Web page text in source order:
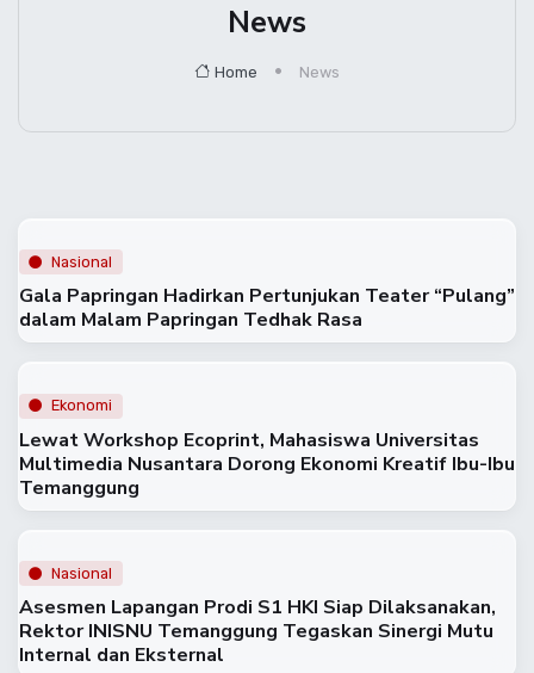
News
Home News
Nasional
Gala Papringan Hadirkan Pertunjukan Teater “Pulang”
dalam Malam Papringan Tedhak Rasa
Ekonomi
Lewat Workshop Ecoprint, Mahasiswa Universitas
Multimedia Nusantara Dorong Ekonomi Kreatif Ibu-Ibu
Temanggung
Nasional
Asesmen Lapangan Prodi S1 HKI Siap Dilaksanakan,
Rektor INISNU Temanggung Tegaskan Sinergi Mutu
Internal dan Eksternal